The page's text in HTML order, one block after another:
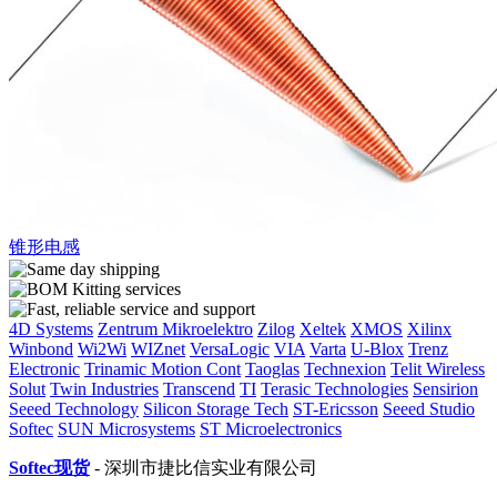
锥形电感
4D Systems Zentrum Mikroelektro Zilog Xeltek XMOS Xilinx
Winbond Wi2Wi WIZnet VersaLogic VIA Varta U-Blox Trenz
Electronic Trinamic Motion Cont Taoglas Technexion Telit Wireless
Solut Twin Industries Transcend TI Terasic Technologies Sensirion
Seeed Technology Silicon Storage Tech ST-Ericsson Seeed Studio
Softec SUN Microsystems ST Microelectronics
Softec现货- 深圳市捷比信实业有限公司